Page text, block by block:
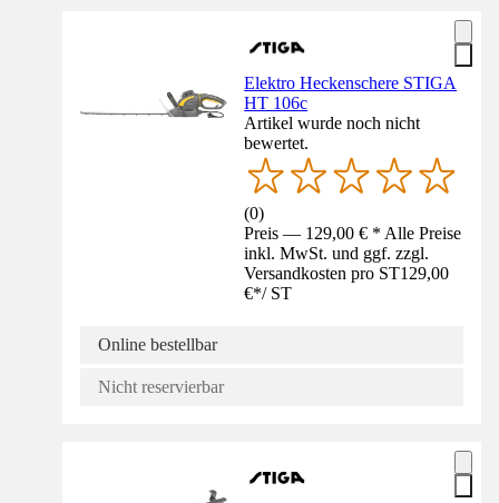
Elektro Heckenschere STIGA
HT 106c
Artikel wurde noch nicht
bewertet.
(0)
Preis — 129,00 € * Alle Preise
inkl. MwSt. und ggf. zzgl.
Versandkosten pro ST129,00
€*/ ST
Online bestellbar
Nicht reservierbar